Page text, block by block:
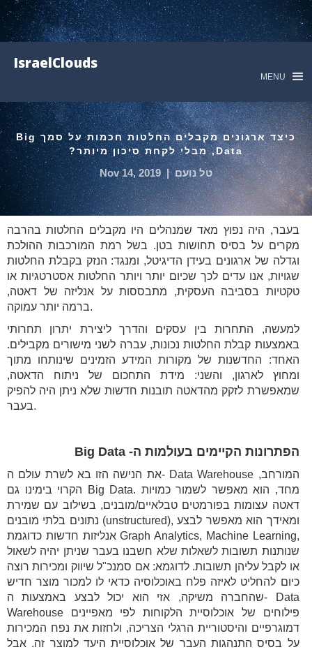
IsraelClouds
MENU
כיצד ארגונים מקבלים החלטות חכמות על סמך Big
Data, מבלי לקחת סיכון מיותר?
טל נועם |
Nov 14, 2019
בעבר, היה נפוץ מאד שמנהלים היו מקבלים החלטות בהרבה
מקרים על בסיס תחושות בטן. בשל רמת המורכבות ההולכת
וגדלה של ארגונים בעידן הדיגיטל, ומנגד: הנזק בקבלת החלטות
שגויות, אנו עדים לכך שכיום יותר ויותר החלטות אסטרטגיות או
טקטיות בסביבה העסקית, מתבססות על אנליזה של דאטה,
ברמה יותר עמוקה.
למעשה, התחרות בין עסקים והדרך ליצירת יתרון תחרותי
באמצעות קבלת החלטות נכונות, עברה לשני מישורים מקבילים.
האחד: החדשנות של מקורות המידע הזמינים שינותחו מתוך
ומחוץ לארגון, והשני: מידת התחכום של ניתוח הדאטה,
שמאפשרת לזקק מהדאטה תובנות חדשות שלא ניתן היה להפיק
בעבר.
הפתרונות הקיימים בעולמות ה- Big Data
את הנישה הזו בא לשרת עולם ה- Data Warehouse המורחב,
הקרוי בימינו גם Big Data. מחד, הוא מאפשר לשמור כמויות
דאטה עצומות בפורמטים טבלאיים/מובנים, בשילוב עם שמירת
נתונים בלתי מובנים (unstructured), ומאידך הוא מאפשר לבצע
אנליזות חדשות כדוגמת Graph Analytics, Machine Learning,
שנותנות תשובות לשאלות שלא חשבנו בעבר שניתן יהיה לשאול
או לקבל עליהן תשובות. לדוגמא: אם סמנכ"ל שיווק ומכירות רוצה
כיום להחליט לאיזה פלח באוכלוסיה כדאי לו למכור מוצר חדיש
שהחברה משיקה, אזי הוא יכול לבצע באמצעות ה- Data
Warehouse פילוחים של אוכלוסיית הלקוחות לפי מאפיינים
דמוגרפיים והיסטוריית הרגלי הצריכה, ולחזות את נפח המכירות
על בסיס התנהגות העבר של אוכלוסיית היעד למוצר זה. אבל